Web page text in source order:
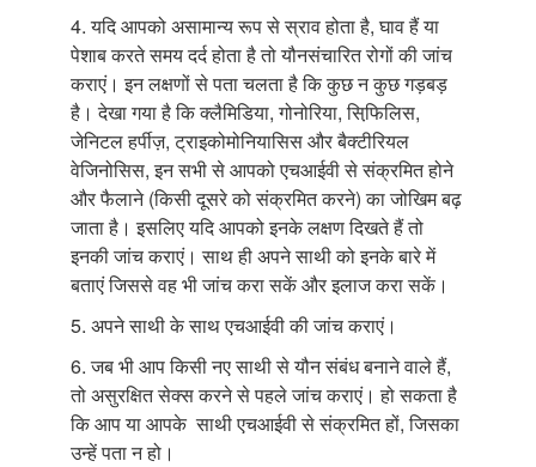
4. यदि आपको असामान्य रूप से स्राव होता है, घाव हैं या
पेशाब करते समय दर्द होता है तो यौनसंचारित रोगों की जांच
कराएं। इन लक्षणों से पता चलता है कि कुछ न कुछ गड़बड़
है। देखा गया है कि क्लैमिडिया, गोनोरिया, सिफि़लिस,
जेनिटल हर्पीज़, ट्राइकोमोनियासिस और बैक्टीरियल
वेजिनोसिस, इन सभी से आपको एचआईवी से संक्रमित होने
और फैलाने (किसी दूसरे को संक्रमित करने) का जोखिम बढ़
जाता है। इसलिए यदि आपको इनके लक्षण दिखते हैं तो
इनकी जांच कराएं। साथ ही अपने साथी को इनके बारे में
बताएं जिससे वह भी जांच करा सकें और इलाज करा सकें।
5. अपने साथी के साथ एचआईवी की जांच कराएं।
6. जब भी आप किसी नए साथी से यौन संबंध बनाने वाले हैं,
तो असुरक्षित सेक्स करने से पहले जांच कराएं। हो सकता है
कि आप या आपके साथी एचआईवी से संक्रमित हों, जिसका
उन्हें पता न हो।